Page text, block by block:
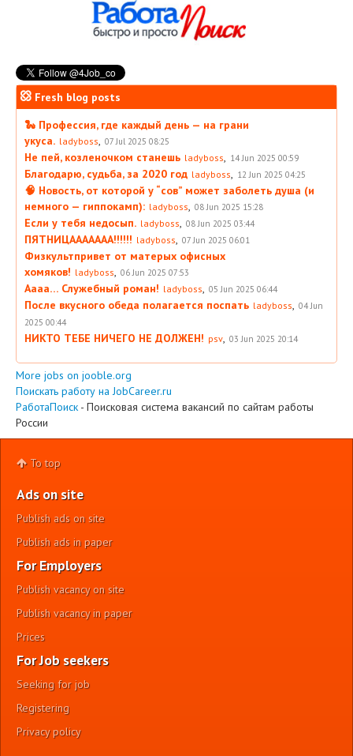
Fresh blog posts
🐍 Профессия, где каждый день — на грани
укуса. ladyboss 07 Jul 2025 08:25
Не пей, козленочком станешь ladyboss 14 Jun 2025 00:59
Благодарю, судьба, за 2020 год ladyboss 12 Jun 2025 04:25
🧠 Новость, от которой у “сов” может заболеть душа (и
немного — гиппокамп): ladyboss 08 Jun 2025 15:28
Если у тебя недосып. ladyboss 08 Jun 2025 03:44
ПЯТНИЦААААААА!!!!!! ladyboss 07 Jun 2025 06:01
Физкультпривет от матерых офисных
хомяков! ladyboss 06 Jun 2025 07:53
Аааа… Служебный роман! ladyboss 05 Jun 2025 06:44
После вкусного обеда полагается поспать ladyboss
04 Jun
2025 00:44
НИКТО ТЕБЕ НИЧЕГО НЕ ДОЛЖЕН! psv 03 Jun 2025 20:14
More jobs on jooble.org
Поискать работу на JobCareer.ru
РаботаПоиск - Поисковая система вакансий по сайтам работы
России
To top
Ads on site
Publish ads on site
Publish ads in paper
For Employers
Publish vacancy on site
Publish vacancy in paper
Prices
For Job seekers
Seeking for job
Registering
Privacy policy